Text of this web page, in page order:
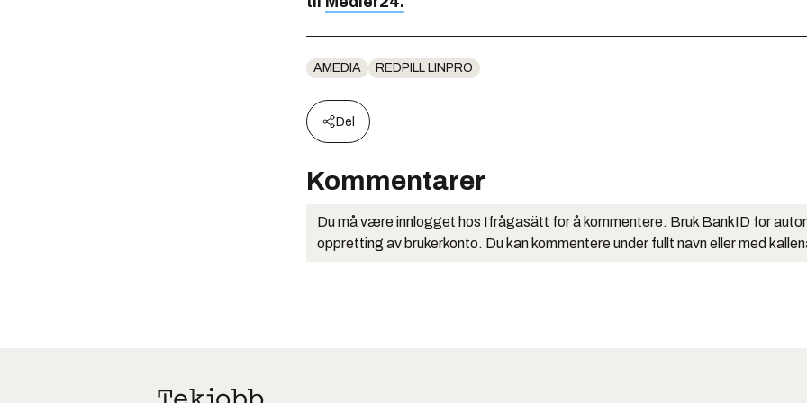
AMEDIA REDPILL LINPRO
Del
Kommentarer
Du må være innlogget hos Ifrågasätt for å kommentere. Bruk BankID for
oppretting av brukerkonto. Du kan kommentere under fullt navn eller med